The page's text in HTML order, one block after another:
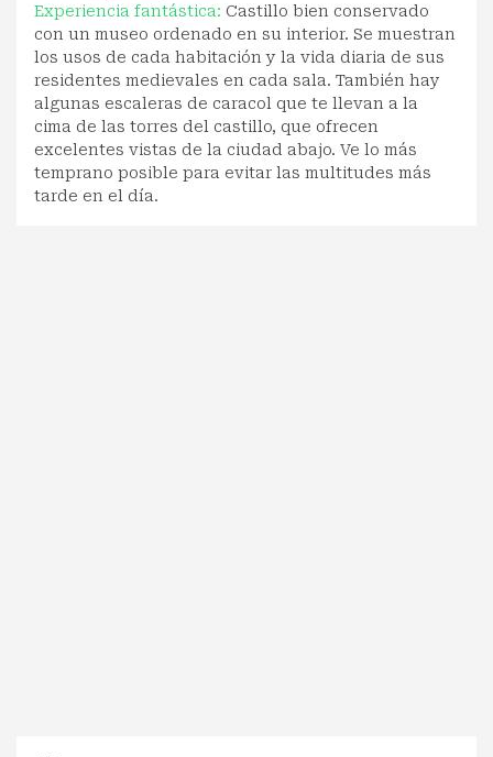
Experiencia fantástica: Castillo bien conservado
con un museo ordenado en su interior. Se muestran
los usos de cada habitación y la vida diaria de sus
residentes medievales en cada sala. También hay
algunas escaleras de caracol que te llevan a la
cima de las torres del castillo, que ofrecen
excelentes vistas de la ciudad abajo. Ve lo más
temprano posible para evitar las multitudes más
tarde en el día.